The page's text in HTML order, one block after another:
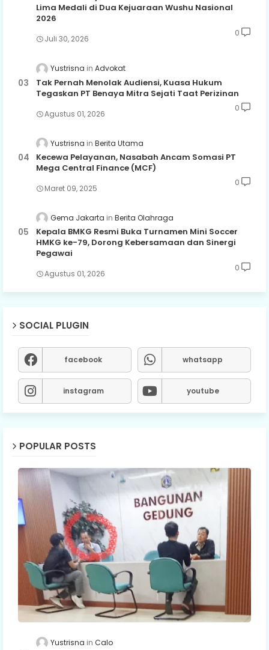
Lima Medali di Dua Kejuaraan Wushu Nasional
2026
Juli 30, 2026
0
Yustrisna Advokat
Tak Pernah Menolak Audiensi, Kuasa Hukum
Tegaskan PT Benaya Mitra Sejati Taat Perizinan
Agustus 01, 2026
0
Yustrisna Berita Utama
Kecewa Pelayanan, Nasabah Ancam Somasi PT
Mega Central Finance (MCF)
Maret 09, 2025
0
Gema Jakarta Berita Olahraga
Kepala BMKG Resmi Buka Turnamen Mini Soccer
HMKG ke-79, Dorong Kebersamaan dan Sinergi
Pegawai
Agustus 01, 2026
0
SOCIAL PLUGIN
facebook whatsapp
instagram youtube
POPULAR POSTS
Yustrisna Calo